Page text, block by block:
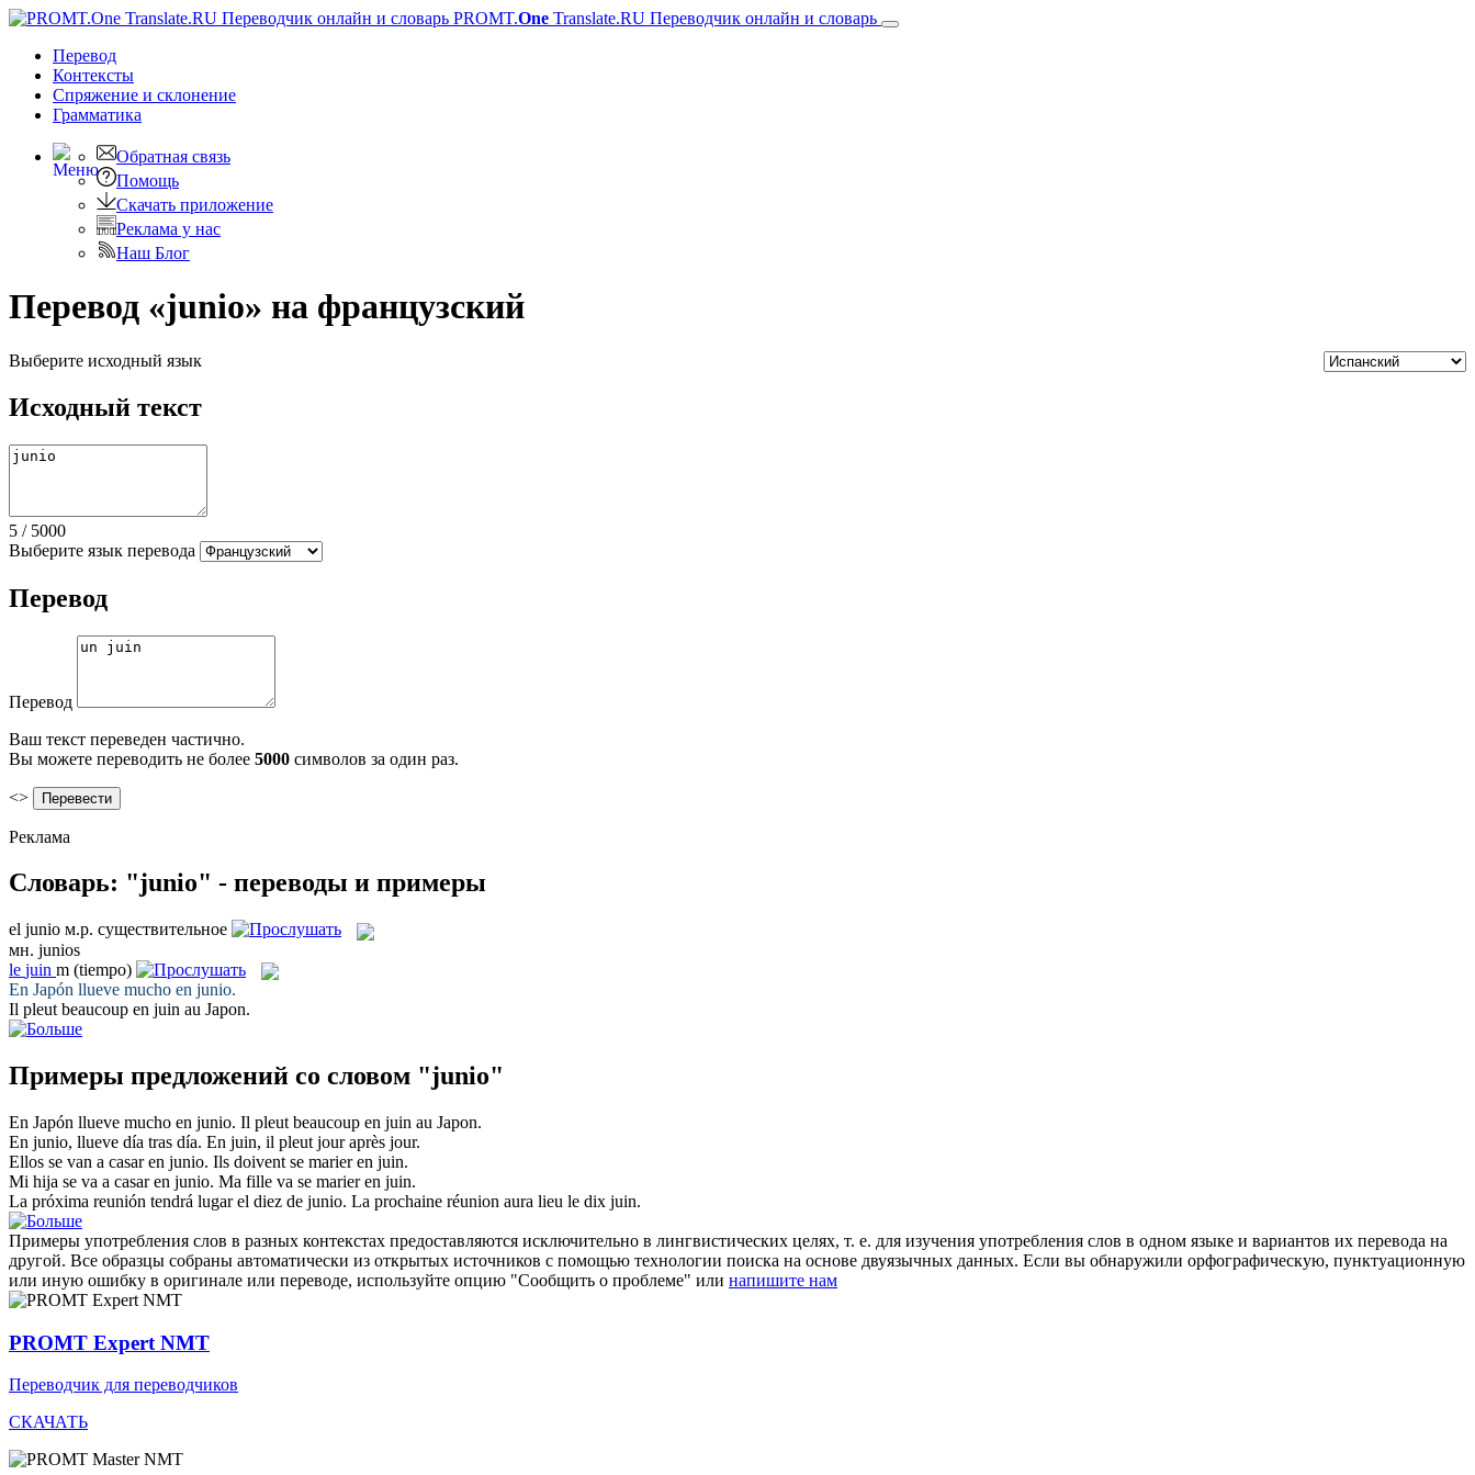
PROMT.One Translate.RU Переводчик онлайн и словарь
Перевод
Контексты
Спряжение и склонение
Грамматика
Обратная связь
Помощь
Скачать приложение
Реклама у нас
Наш Блог
Перевод «junio» на французский
Выберите исходный язык
Исходный текст
5 / 5000
Выберите язык перевода
Перевод
Перевод
Ваш текст переведен частично.
Вы можете переводить не более 5000 символов за один раз.
<>
Реклама
Словарь: "junio" - переводы и примеры
el junio м.р. существительное
мн. junios
le juin m (tiempo)
En Japón llueve mucho en junio.
Il pleut beaucoup en juin au Japon.
Примеры предложений со словом "junio"
En Japón llueve mucho en junio. Il pleut beaucoup en juin au Japon.
En junio, llueve día tras día. En juin, il pleut jour après jour.
Ellos se van a casar en junio. Ils doivent se marier en juin.
Mi hija se va a casar en junio. Ma fille va se marier en juin.
La próxima reunión tendrá lugar el diez de junio. La prochaine réunion aura lieu le dix juin.
Примеры употребления слов в разных контекстах предоставляются исключительно в лингвистических целях, т. е. для изучения употребления слов в одном языке и вариантов их перевода на
другой. Все образцы собраны автоматически из открытых источников с помощью технологии поиска на основе двуязычных данных. Если вы обнаружили орфографическую, пунктуационную
или иную ошибку в оригинале или переводе, используйте опцию "Сообщить о проблеме" или напишите нам
PROMT Expert NMT
Переводчик для переводчиков
СКАЧАТЬ